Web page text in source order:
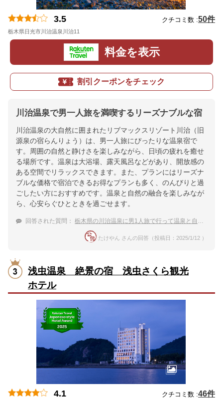
3.5 クチコミ数 :50件
栃木県日光市川治温泉川治11
料金を表示
割引クーポンをチェック
川治温泉で男一人旅を満喫するリーズナブルな宿
川治温泉の大自然に囲まれたリブマックスリゾート川治（旧
源泉の宿らんりょう）は、男一人旅にぴったりな温泉宿で
す。周囲の自然と静けさを楽しみながら、日頃の疲れを癒せ
る場所です。温泉は大浴場、露天風呂などがあり、開放感の
ある空間でリラックスできます。また、プランにはリーズナ
ブルな価格で宿泊できるお得なプランも多く、のんびりと過
ごしたい方におすすめです。温泉と自然の融合を楽しみなが
ら、心安らぐひとときを過ごせます。
回答された質問： 栃木県の川治温泉に男1人旅で行って温泉と自然をリーズナブルに楽しめる宿探してます。
たけやん さんの回答（投稿日：2025/1/12 ）
浅虫温泉 絶景の宿 浅虫さくら観光
ホテル
4.1 クチコミ数 :46件